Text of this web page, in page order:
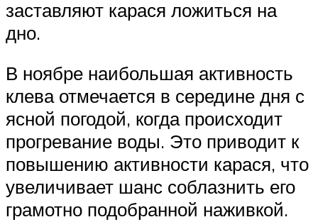
заставляют карася ложиться на
дно.
В ноябре наибольшая активность
клева отмечается в середине дня с
ясной погодой, когда происходит
прогревание воды. Это приводит к
повышению активности карася, что
увеличивает шанс соблазнить его
грамотно подобранной наживкой.